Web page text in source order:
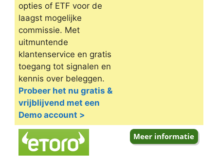
opties of ETF voor de
laagst mogelijke
commissie. Met
uitmuntende
klantenservice en gratis
toegang tot signalen en
kennis over beleggen.
Probeer het nu gratis &
vrijblijvend met een
Demo account >